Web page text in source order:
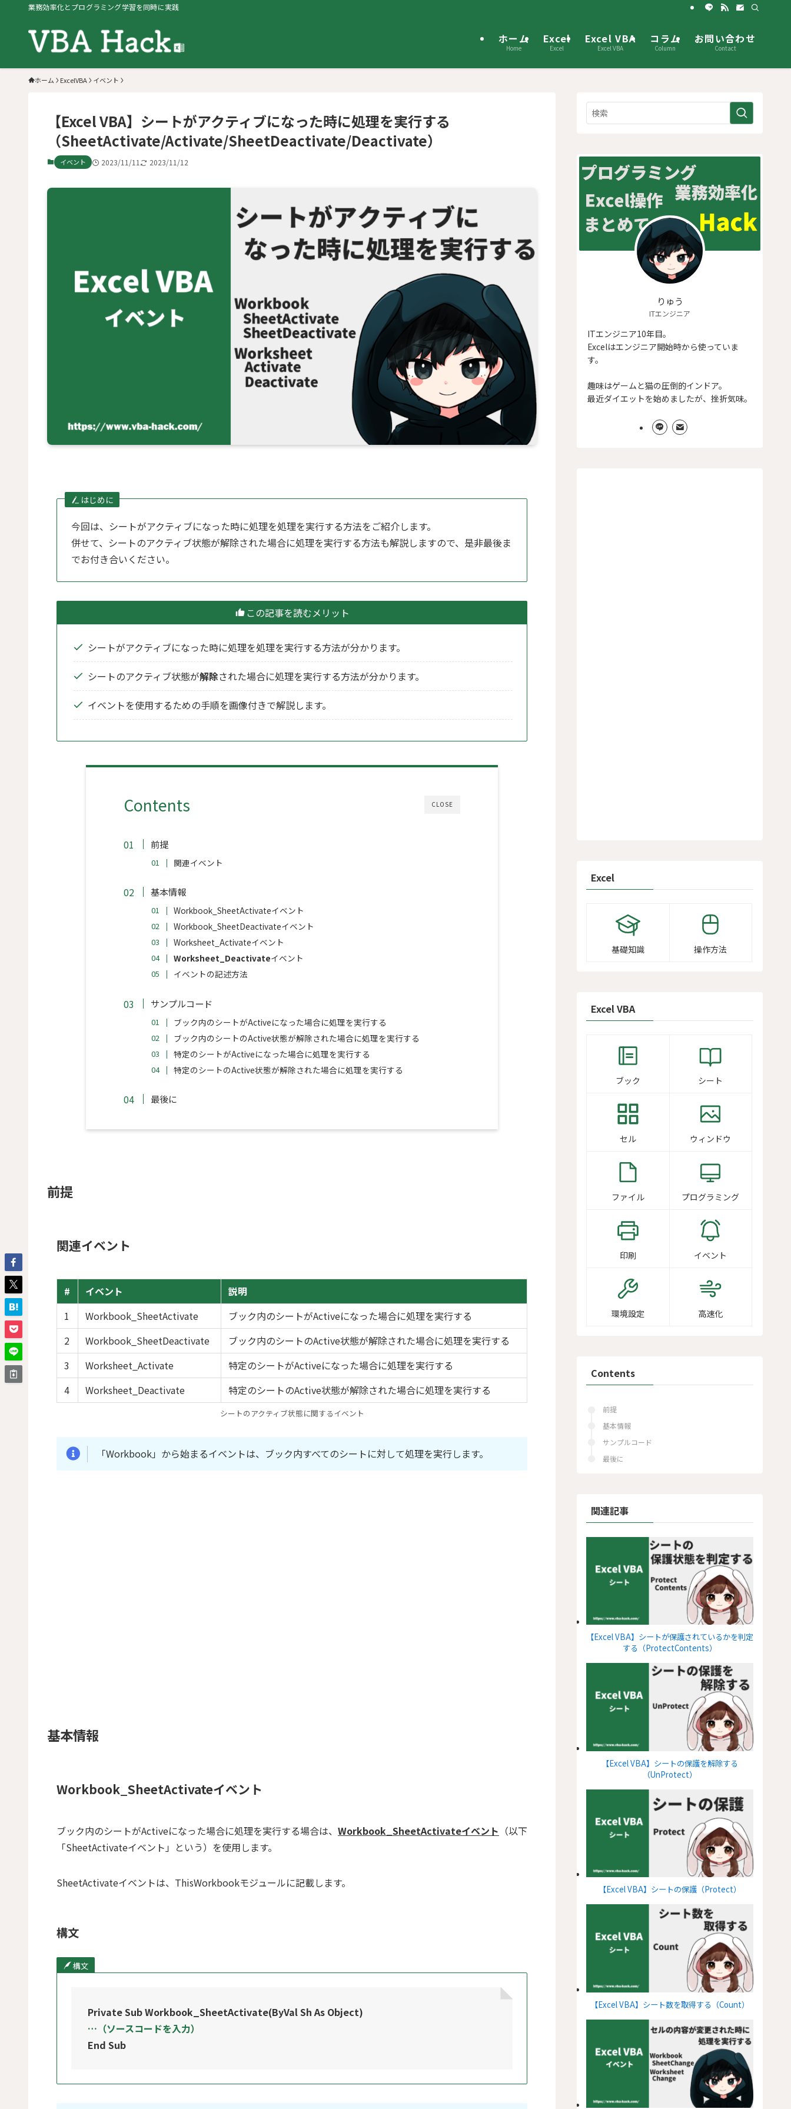
業務効率化とプログラミング学習を同時に実践
ホーム
Home
Excel
Excel
Excel VBA
Excel VBA
コラム
Column
お問い合わせ
Contact
ホーム ExcelVBA イベント
【Excel VBA】シートがアクティブになった時に処理を実行する
（SheetActivate/Activate/SheetDeactivate/Deactivate）
イベント 2023/11/11 2023/11/12
はじめに
今回は、シートがアクティブになった時に処理を処理を実行する方法をご紹介します。
併せて、シートのアクティブ状態が解除された場合に処理を実行する方法も解説しますので、是非最後ま
でお付き合いください。
この記事を読むメリット
シートがアクティブになった時に処理を処理を実行する方法が分かります。
シートのアクティブ状態が解除された場合に処理を実行する方法が分かります。
イベントを使用するための手順を画像付きで解説します。
CLOSE
Contents
前提
関連イベント
基本情報
Workbook_SheetActivateイベント
Workbook_SheetDeactivateイベント
Worksheet_Activateイベント
Worksheet_Deactivateイベント
イベントの記述方法
サンプルコード
ブック内のシートがActiveになった場合に処理を実行する
ブック内のシートのActive状態が解除された場合に処理を実行する
特定のシートがActiveになった場合に処理を実行する
特定のシートのActive状態が解除された場合に処理を実行する
最後に
前提
関連イベント
# イベント
説明
1
Workbook_SheetActivate
ブック内のシートがActiveになった場合に処理を実行する
2
Workbook_SheetDeactivate
ブック内のシートのActive状態が解除された場合に処理を実行する
3
Worksheet_Activate
特定のシートがActiveになった場合に処理を実行する
4
Worksheet_Deactivate 特定のシートのActive状態が解除された場合に処理を実行する
シートのアクティブ状態に関するイベント
「Workbook」から始まるイベントは、ブック内すべてのシートに対して処理を実行します。
基本情報
Workbook_SheetActivateイベント
ブック内のシートがActiveになった場合に処理を実行する場合は、 Workbook_SheetActivateイベント （以下
「SheetActivateイベント」という）を使用します。
SheetActivateイベントは、ThisWorkbookモジュールに記載します。
構文
構文
Private Sub Workbook_SheetActivate(ByVal Sh As Object)
…（ソースコードを入力）
End Sub
りゅう
ITエンジニア
ITエンジニア10年目。
Excelはエンジニア開始時から使っていま
す。
趣味はゲームと猫の圧倒的インドア。
最近ダイエットを始めましたが、挫折気味。
Excel
基礎知識 操作方法
Excel VBA
ブック シート
セル ウィンドウ
ファイル プログラミング
印刷 イベント
環境設定 高速化
Contents
前提
基本情報
サンプルコード
最後に
関連記事
【Excel VBA】シートが保護されているかを判定
する（ProtectContents）
【Excel VBA】シートの保護を解除する
（UnProtect）
【Excel VBA】シートの保護（Protect）
【Excel VBA】シート数を取得する（Count）